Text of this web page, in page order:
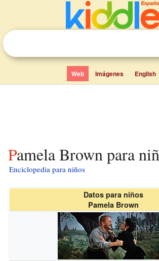
Web Imágenes English
Pamela Brown para
Enciclopedia para niños
Datos para niños
Pamela Brown